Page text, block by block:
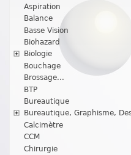
Aspiration
Balance
Basse Vision
Biohazard
Biologie
Bouchage
Brossage...
BTP
Bureautique
Bureautique, Graphisme,
Calcimètre
CCM
Chirurgie